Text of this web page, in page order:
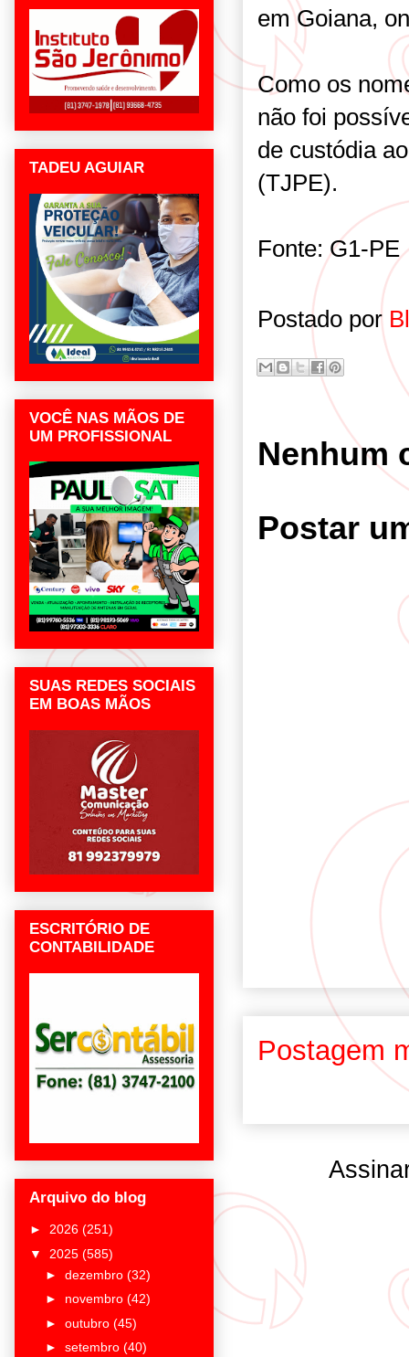
em Goiana,
Como os
não foi
de custódia
(TJPE).
Fonte: G1-PE
Postado por
Nenhum
Postar
Postagem
TADEU AGUIAR
VOCÊ NAS MÃOS DE
UM PROFISSIONAL
SUAS REDES SOCIAIS
EM BOAS MÃOS
ESCRITÓRIO DE
CONTABILIDADE
Arquivo do blog
► 2026 (251)
▼ 2025 (585)
► dezembro (32)
► novembro (42)
► outubro (45)
► setembro (40)